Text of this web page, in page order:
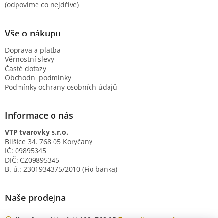
(odpovíme co nejdříve)
Vše o nákupu
Doprava a platba
Věrnostní slevy
Časté dotazy
Obchodní podmínky
Podmínky ochrany osobních údajů
Informace o nás
VTP tvarovky s.r.o.
Blišice 34, 768 05 Koryčany
IČ: 09895345
DIČ: CZ09895345
B. ú.: 2301934375/2010 (Fio banka)
Naše prodejna